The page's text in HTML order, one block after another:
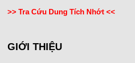
>> Tra Cứu Dung Tích Nhớt <<
GIỚI THIỆU